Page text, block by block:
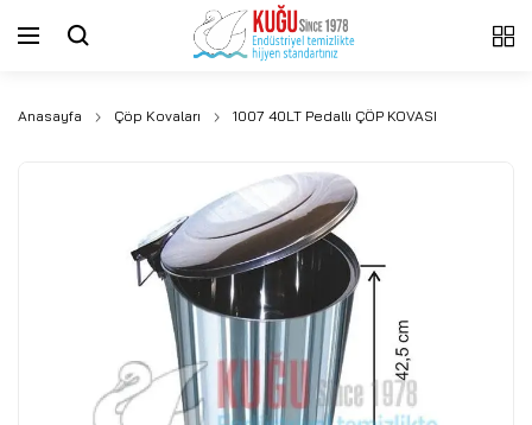
Anasayfa Çöp Kovaları 1007 40LT Pedallı ÇÖP KOVASI